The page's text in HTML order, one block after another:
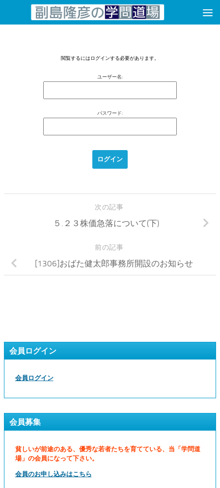
コンテンツへスキップ
閲覧するにはログインする必要があります。
ユーザー名:
パスワード:
次の記事
５.２３株価急落について(下)
前の記事
[1306]おばた健太郎事務所開設のお知らせ
会員ログイン
会員ログイン
会員募集
貧しいが前途のある、優秀な若者たちを育てている、当「学問道
場」の会員になって下さい。
会員のお申し込みはこちら